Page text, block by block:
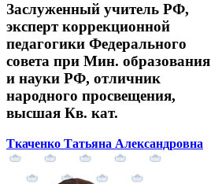
Заслуженный учитель РФ,
эксперт коррекционной
педагогики Федерального
совета при Мин. образования
и науки РФ, отличник
народного просвещения,
высшая Кв. кат.
Ткаченко Татьяна Александровна